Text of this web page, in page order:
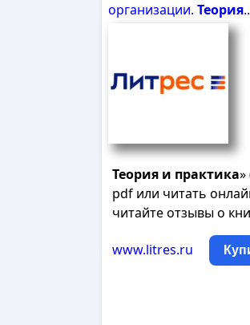
организации. Теория
Теория и практика»
pdf или читать
читайте отзывы о
www.litres.ru